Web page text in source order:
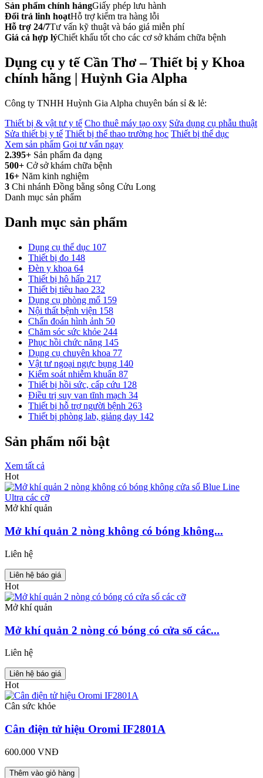
Sản phẩm chính hảngGiấy phép lưu hành
Đổi trả linh hoạtHỗ trợ kiểm tra hàng lỗi
Hỗ trợ 24/7Tư vấn kỹ thuật và báo giá miễn phí
Giá cả hợp lýChiết khấu tốt cho các cơ sở khám chữa bệnh
Dụng cụ y tế Cần Thơ – Thiết bị y Khoa
chính hãng | Huỳnh Gia Alpha
Công ty TNHH Huỳnh Gia Alpha chuyên bán sỉ & lẻ:
Thiết bị & vật tư y tế Cho thuê máy tạo oxy Sửa dụng cụ phẫu thuật
Sửa thiết bị y tế Thiết bị thể thao trường học Thiết bị thể dục
Xem sản phẩm Gọi tư vấn ngay
2.395+ Sản phẩm đa dạng
500+ Cở sở khám chữa bệnh
16+ Năm kinh nghiệm
3 Chi nhánh Đồng bằng sông Cửu Long
Danh mục sản phẩm
Danh mục sản phẩm
Dụng cụ thể dục 107
Thiết bị đo 148
Đèn y khoa 64
Thiết bị hô hấp 217
Thiết bị tiêu hao 232
Dụng cụ phòng mổ 159
Nội thất bệnh viện 158
Chẩn đoán hình ảnh 50
Chăm sóc sức khỏe 244
Phục hồi chức năng 145
Dụng cụ chuyên khoa 77
Vật tư ngoại ngực bụng 140
Kiểm soát nhiễm khuẩn 87
Thiết bị hồi sức, cấp cứu 128
Điều trị suy van tĩnh mạch 34
Thiết bị hỗ trợ người bệnh 263
Thiết bị phòng lab, giảng dạy 142
Sản phẩm nổi bật
Xem tất cả
Hot
Mở khí quản
Mở khí quản 2 nòng không có bóng không...
Liên hệ
Liên hệ báo giá
Hot
Mở khí quản
Mở khí quản 2 nòng có bóng có cửa sổ các...
Liên hệ
Liên hệ báo giá
Hot
Cân sức khỏe
Cân điện tử hiệu Oromi IF2801A
600.000 VNĐ
Thêm vào giỏ hàng